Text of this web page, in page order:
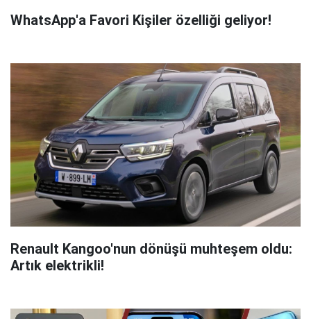
WhatsApp'a Favori Kişiler özelliği geliyor!
Renault Kangoo'nun dönüşü muhteşem oldu:
Artık elektrikli!